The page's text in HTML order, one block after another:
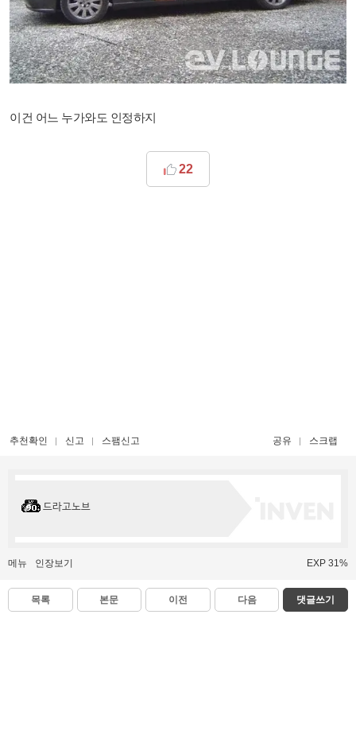
이건 어느 누가와도 인정하지
22
추천확인 신고 스팸신고 공유 스크랩
드라고노브
메뉴 인장보기 EXP 31%
목록 본문 이전 다음 댓글쓰기